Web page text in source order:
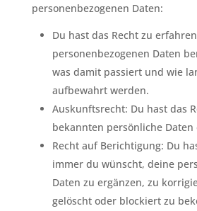
personenbezogenen Daten:
Du hast das Recht zu
personenbezogenen Daten
was damit passiert und wie
aufbewahrt werden.
Auskunftsrecht: Du hast das
bekannten persönliche Daten
Recht auf Berichtigung: Du
immer du wünscht, deine
Daten zu ergänzen, zu
gelöscht oder blockiert zu